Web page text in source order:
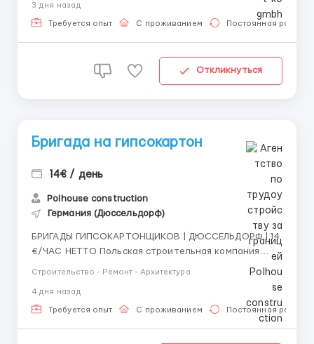
Кобленц, Германия Условия работы: - Официальное
трудоустройство по Midijob; - Рабочие дни: ...
3 дня назад
Требуется опыт С проживанием Постоянная работа
Откликнуться
Бригада на гипсокартон
14€ / день
Polhouse construction
Германия (Дюссельдорф)
БРИГАДЫ ГИПСОКАРТОНЩИКОВ | ДЮССЕЛЬДОРФ | 14
€/ЧАС НЕТТО Польская строительная компания
проводит набор готовых бригад гипсокартонщиков
Монтаж перегородок и потолков из гипсокартона;
Обшивка стен; Монтаж металлического каркас...
Строительство - Ремонт - Архитектура
4 дня назад
Требуется опыт С проживанием Постоянная работа